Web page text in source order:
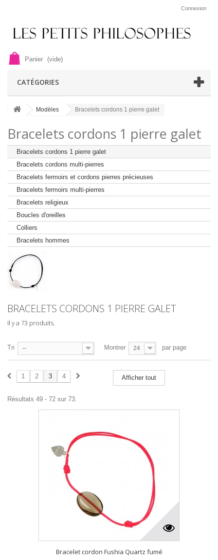
Connexion
Panier (vide)
CATÉGORIES
Modèles Bracelets cordons 1 pierre galet
Bracelets cordons 1 pierre galet
Bracelets cordons 1 pierre galet
Bracelets cordons multi-pierres
Bracelets fermoirs et cordons pierres précieuses
Bracelets fermoirs multi-pierres
Bracelets religieux
Boucles d'oreilles
Colliers
Bracelets hommes
BRACELETS CORDONS 1 PIERRE GALET
Il y a 73 produits.
Tri -- Montrer 24 par page
Afficher tout
1 2 3 4
Résultats 49 - 72 sur 73.
Bracelet cordon Fushia Quartz fumé